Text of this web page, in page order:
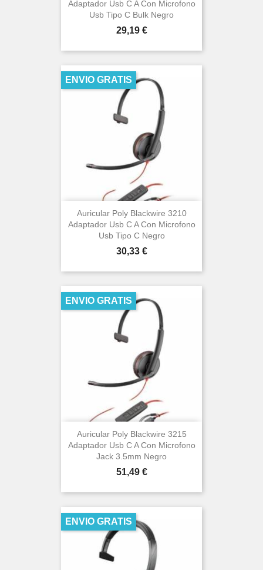
Adaptador Usb C A Con Microfono
Usb Tipo C Bulk Negro
Precio
29,19 €
Auricular Poly Blackwire 3210
Adaptador Usb C A Con Microfono
Usb Tipo C Negro
Precio
30,33 €
ENVIO GRATIS
Auricular Poly Blackwire 3215
Adaptador Usb C A Con Microfono
Jack 3.5mm Negro
Precio
51,49 €
ENVIO GRATIS
ENVIO GRATIS